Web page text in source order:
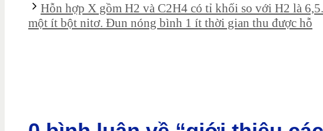
Hỗn hợp X gồm H2 và C2H4 có tỉ khối so với H2 là
một ít bột nitơ. Đun nóng bình 1 ít thời gian thu được hỗ